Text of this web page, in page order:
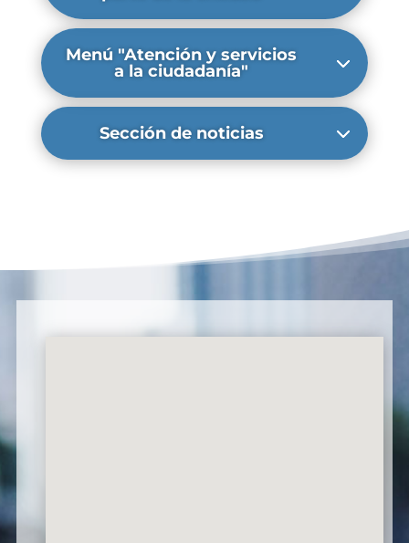
Menú "Atención y servicios
a la ciudadanía"
Sección de noticias